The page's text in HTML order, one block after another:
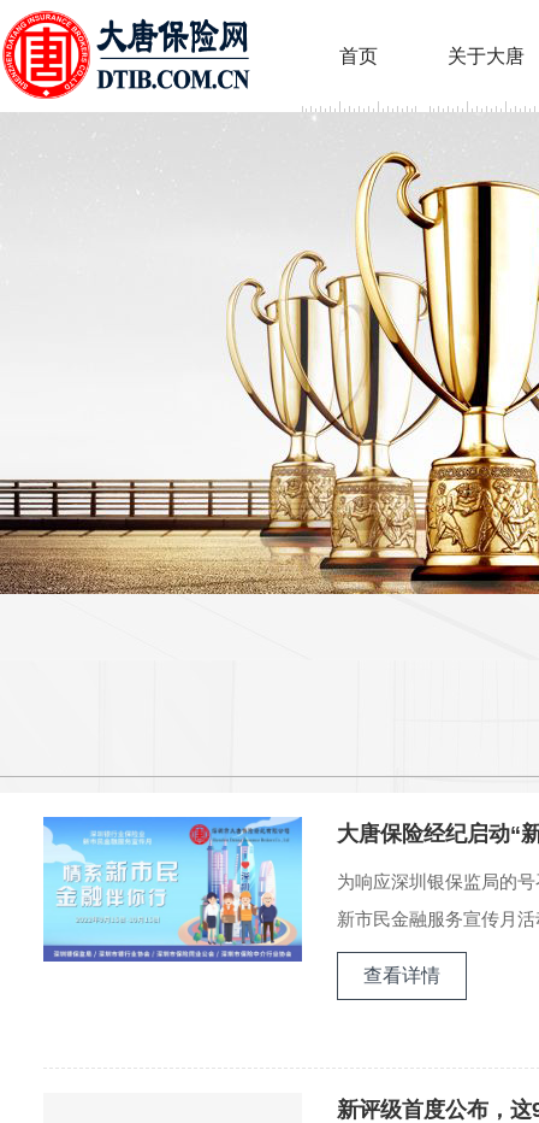
首页 关于大唐
大唐保险经纪启动“
为响应深圳银保监局的
新市民金融服务宣传月
查看详情
新评级首度公布，